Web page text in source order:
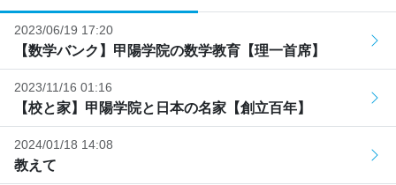
2023/06/19 17:20
【数学バンク】甲陽学院の数学教育【理一首席】
2023/11/16 01:16
【校と家】甲陽学院と日本の名家【創立百年】
2024/01/18 14:08
教えて